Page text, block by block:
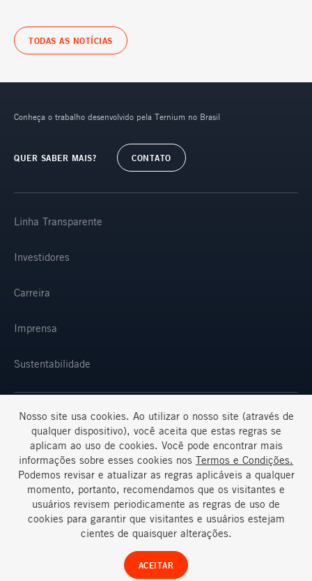
TODAS AS NOTÍCIAS
Conheça o trabalho desenvolvido pela Ternium no Brasil
QUER SABER MAIS? CONTATO
Linha Transparente
Investidores
Carreira
Imprensa
Sustentabilidade
SELECIONE SUA REGIÃO E IDIOMA
Termos e Condições Perguntas Frequentes
Nosso site usa cookies. Ao utilizar o nosso site (através de
qualquer dispositivo), você aceita que estas regras se
aplicam ao uso de cookies. Você pode encontrar mais
informações sobre esses cookies nos Termos e Condições.
Podemos revisar e atualizar as regras aplicáveis a qualquer
momento, portanto, recomendamos que os visitantes e
usuários revisem periodicamente as regras de uso de
cookies para garantir que visitantes e usuários estejam
cientes de quaisquer alterações.
ACEITAR